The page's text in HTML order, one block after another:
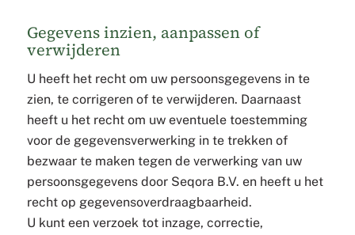
Gegevens inzien, aanpassen of
verwijderen
U heeft het recht om uw persoonsgegevens in te
zien, te corrigeren of te verwijderen. Daarnaast
heeft u het recht om uw eventuele toestemming
voor de gegevensverwerking in te trekken of
bezwaar te maken tegen de verwerking van uw
persoonsgegevens door Seqora B.V. en heeft u het
recht op gegevensoverdraagbaarheid.
U kunt een verzoek tot inzage, correctie,